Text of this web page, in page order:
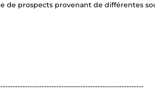
de prospects provenant de différentes